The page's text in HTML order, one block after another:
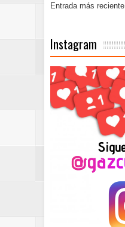
Entrada más reciente
Instagram